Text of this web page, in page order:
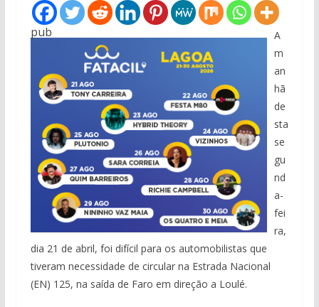
pub
A
m
an
hã
de
sta
se
gu
nd
a-
fei
ra,
dia 21 de abril, foi difícil para os automobilistas que
tiveram necessidade de circular na Estrada Nacional
(EN) 125, na saída de Faro em direção a Loulé.